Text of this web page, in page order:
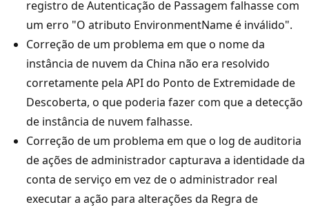
registro de Autenticação de Passagem falhasse com
um erro "O atributo EnvironmentName é inválido".
Correção de um problema em que o nome da
instância de nuvem da China não era resolvido
corretamente pela API do Ponto de Extremidade de
Descoberta, o que poderia fazer com que a detecção
de instância de nuvem falhasse.
Correção de um problema em que o log de auditoria
de ações de administrador capturava a identidade da
conta de serviço em vez de o administrador real
executar a ação para alterações da Regra de